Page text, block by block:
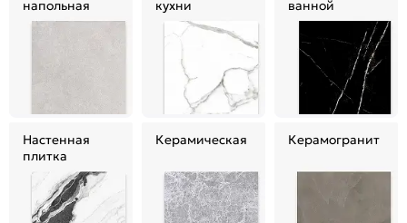
напольная
кухни
ванной
Настенная
плитка
Керамическая Керамогранит